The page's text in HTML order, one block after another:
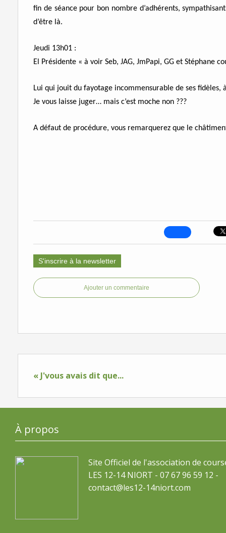
fin de séance pour bon nombre d’adhérents,
d’être là.
Jeudi 13h01 :
El Présidente « à voir Seb, JAG, JmPapi, GG et Stéphane
Lui qui jouit du fayotage incommensurable de ses fidèles,
Je vous laisse juger… mais c’est moche non ???
A défaut de procédure, vous remarquerez que le
S'inscrire à la newsletter
Ajouter un commentaire
« J'vous avais dit que...
À propos
Site Officiel de l'association de
LES 12-14 NIORT - 07 67 96 59 12 -
contact@les12-14niort.com